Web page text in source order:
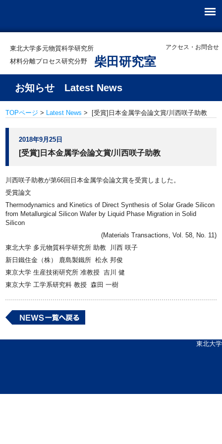
東北大学多元物質科学研究所
材料分離プロセス研究分野
柴田研究室
アクセス・お問合せ
お知らせ Latest News
TOPページ > Latest News > [受賞]日本金属学会論文賞/川西咲子助教
2018年9月25日
[受賞]日本金属学会論文賞/川西咲子助教
川西咲子助教が第66回日本金属学会論文賞を受賞しました。
受賞論文
Thermodynamics and Kinetics of Direct Synthesis of Solar Grade Silicon
from Metallurgical Silicon Wafer by Liquid Phase Migration in Solid
Silicon
(Materials Transactions, Vol. 58, No. 11)
東北大学 多元物質科学研究所 助教 川西 咲子
新日鐵住金（株） 鹿島製鐵所 松永 邦俊
東京大学 生産技術研究所 准教授 吉川 健
東京大学 工学系研究科 教授 森田 一樹
東北大